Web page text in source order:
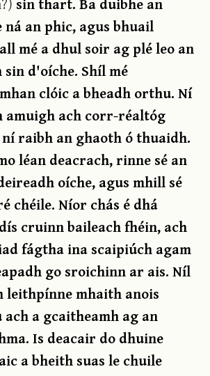
ná an phic, agus bhuail
mé a dhul soir ag plé leo an
d'oíche. Shíl mé
clóic a bheadh orthu. Ní
amuigh ach corr-réaltóg
raibh an ghaoth ó thuaidh.
léan deacrach, rinne sé an
oíche, agus mhill sé
chéile. Níor chás é dhá
cruinn baileach fhéin, ach
fágtha ina scaipiúch agam
go sroichinn ar ais. Níl
leithpínne mhaith anois
a gcaitheamh ag an
Is deacair do dhuine
a bheith suas le chuile